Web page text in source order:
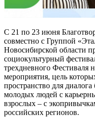
С 21 по 23 июня
совместно с Группой
Новосибирской области
социокультурный
трехдневного Фестиваля
мероприятия, цель
пространство для
молодых людей с
взрослых – с
российских регионов.